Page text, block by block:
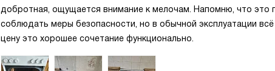
добротная, ощущается внимание к мелочам. Напомню, что это
соблюдать меры безопасности, но в обычной эксплуатации
цену это хорошее сочетание функционально.